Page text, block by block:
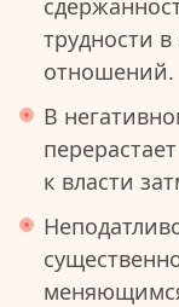
трудности
отношений.
В
к власти